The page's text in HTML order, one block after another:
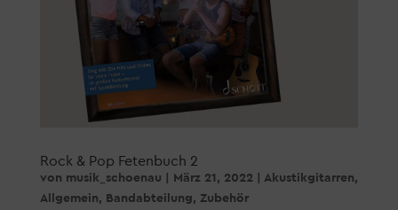
Rock & Pop Fetenbuch 2
von musik_schoenau März 21, 2022 Akustikgitarren,
Allgemein, Bandabteilung, Zubehör